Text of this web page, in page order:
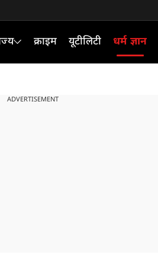
क्राइम यूटीलिटी धर्म ज्ञान
ADVERTISEMENT